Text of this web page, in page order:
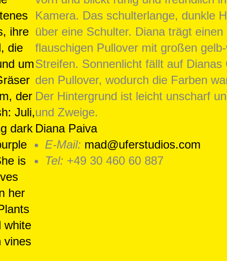
Diana Paiva
E-Mail: mad@uferstudios.com
Tel: +49 30 460 60 887